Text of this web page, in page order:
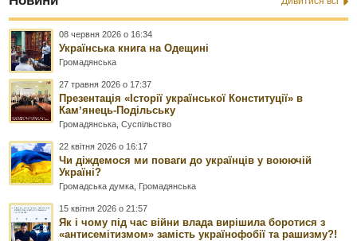
08 червня 2026 о 16:34
Українська книга на Одещині
Громадянська
27 травня 2026 о 17:37
Презентація «Історії української Конституції» в
Камʼянець-Подільську
Громадянська ,Суспільство
22 квітня 2026 о 16:17
Чи діждемося ми поваги до українців у воюючій
Україні?
Громадська думка Громадянська
15 квітня 2026 о 21:57
Як і чому під час війни влада вирішила боротися з
«антисемітизмом» замість українофобії та рашизму?!